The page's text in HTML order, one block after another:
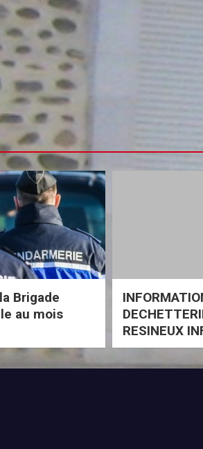
Brigade
au mois
RESINEUX